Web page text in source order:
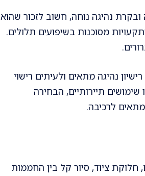
נהיגה נוחה, חשוב לזכור שהוא
מסוכנות בשיפועים תלולים.
נהיגה מתאים ולעיתים רישוי
תיירותיים, הבחירה
לרכיבה.
ציוד, סיור קל בין החממות